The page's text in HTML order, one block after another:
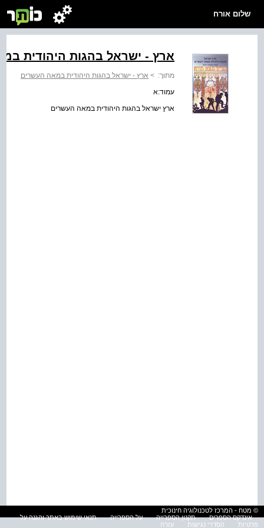
שלום אורח
ארץ - ישראל בהגות היהודית
מתוך: > ארץ - ישראל בהגות היהודית במאה העשרים
עמוד:א
ארץ ישראל בהגות היהודית במאה העשרים
© מטח - המרכז לטכנולוגיה חינוכית
אינדקס הספרים
תקנון הספרייה על הספרייה
תנאי שימוש באתר והגנה על
פרטיות
הסדרי נגישות עזרה